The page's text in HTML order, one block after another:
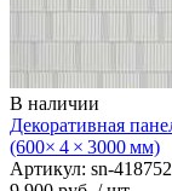
В наличии
Декоративная
(600× 4 × 3000 мм)
Артикул: sn-